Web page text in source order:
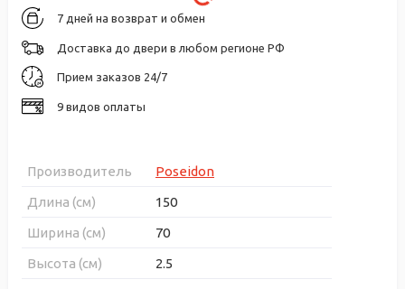
7 дней на возврат и обмен
Доставка до двери в любом регионе РФ
Прием заказов 24/7
9 видов оплаты
Производитель
Poseidon
Длина (см)
150
Ширина (см)
70
Высота (см)
2.5